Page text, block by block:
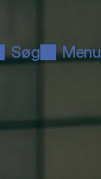
Søg Menu